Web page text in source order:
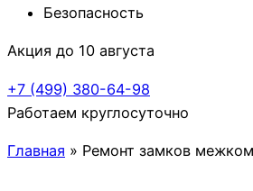
Безопасность
Акция до 10 августа
+7 (499) 380-64-98
Работаем круглосуточно
Главная » Ремонт замков